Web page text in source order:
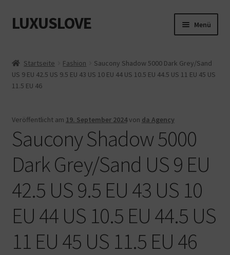
Zur
Navigation
Zum
Inhalt
LUXUSLOVE Menü
Cookie-Richtlinie (EU)
Impressum
Kasse
Mein Konto
Shop
Warenkorb
Startseite Fashion
Saucony Shadow 5000 Dark Grey/Sand
US 9 EU 42.5 US 9.5 EU 43 US 10 EU 44 US 10.5 EU 44.5 US 11 EU 45 US
11.5 EU 46
Veröffentlicht am 19. September 2024von da Agency
Saucony Shadow 5000
Dark Grey/Sand US 9 EU
42.5 US 9.5 EU 43 US 10
EU 44 US 10.5 EU 44.5 US
11 EU 45 US 11.5 EU 46